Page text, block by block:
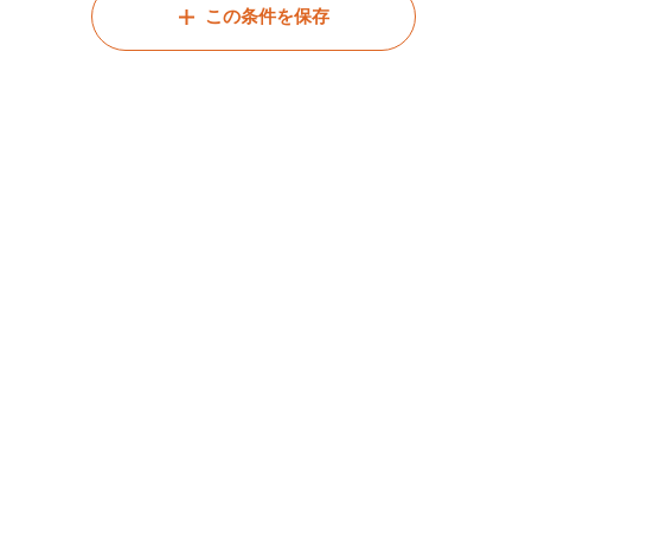
この条件を保存